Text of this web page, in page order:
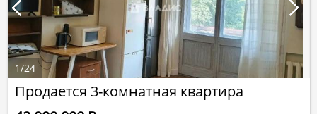
Продается 3-комнатная квартира
1/24